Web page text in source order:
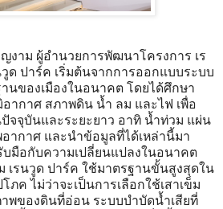
งาม ผู้อำนวยการพัฒนาโครงการ เร
ด ปาร์ค เริ่มต้นจากการออกแบบระบบ
นของเมืองในอนาคต โดยได้ศึกษา
ากาศ สภาพดิน น้ำ ลม และไฟ เพื่อ
ปัจจุบันและระยะยาว อาทิ น้ำท่วม แผ่น
ากาศ และนำข้อมูลที่ได้เหล่านี้มา
มือกับความเปลี่ยนแปลงในอนาคต
เรนวูด ปาร์ค ใช้มาตรฐานขั้นสูงสุดใน
ค ไม่ว่าจะเป็นการเลือกใช้เสาเข็ม
พของดินที่อ่อน ระบบบำบัดน้ำเสียที่